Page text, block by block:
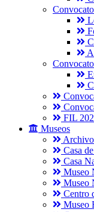
FIL
Museos
Casa
Casa
Museo
Museo
Centro
Museo